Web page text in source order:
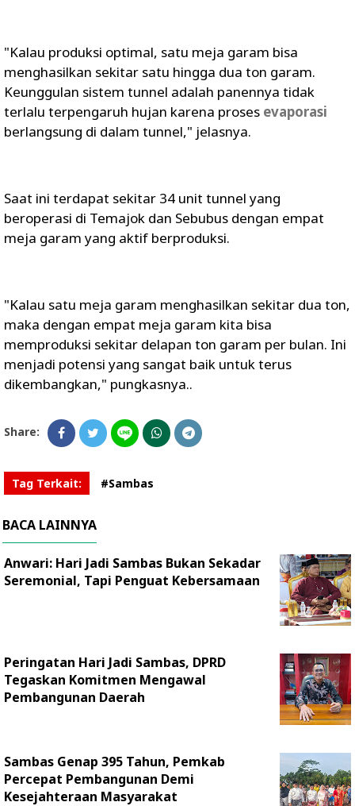
"Kalau produksi optimal, satu meja garam bisa
menghasilkan sekitar satu hingga dua ton garam.
Keunggulan sistem tunnel adalah panennya tidak
terlalu terpengaruh hujan karena proses evaporasi
berlangsung di dalam tunnel," jelasnya.
Saat ini terdapat sekitar 34 unit tunnel yang
beroperasi di Temajok dan Sebubus dengan empat
meja garam yang aktif berproduksi.
"Kalau satu meja garam menghasilkan sekitar dua ton,
maka dengan empat meja garam kita bisa
memproduksi sekitar delapan ton garam per bulan. Ini
menjadi potensi yang sangat baik untuk terus
dikembangkan," pungkasnya..
Share:
Tag Terkait: #Sambas
BACA LAINNYA
Anwari: Hari Jadi Sambas Bukan Sekadar
Seremonial, Tapi Penguat Kebersamaan
Peringatan Hari Jadi Sambas, DPRD
Tegaskan Komitmen Mengawal
Pembangunan Daerah
Sambas Genap 395 Tahun, Pemkab
Percepat Pembangunan Demi
Kesejahteraan Masyarakat